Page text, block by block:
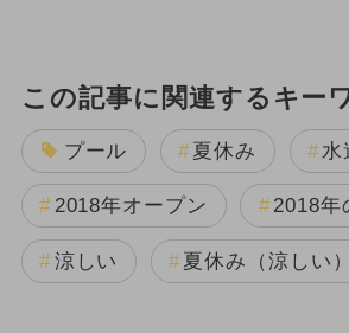
この記事に関連するキー
プール 夏休み 水
2018年オープン 2018年
涼しい 夏休み（涼しい）